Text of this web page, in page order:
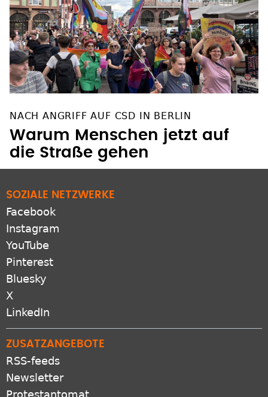
NACH ANGRIFF AUF CSD IN BERLIN
Warum Menschen jetzt auf
die Straße gehen
SOZIALE NETZWERKE
Facebook
Instagram
YouTube
Pinterest
Bluesky
X
ZUSATZANGEBOTE
RSS-feeds
Newsletter